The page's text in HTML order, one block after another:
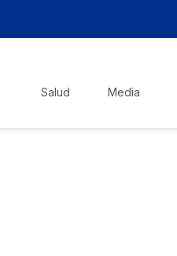
Salud Media